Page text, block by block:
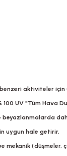
aktiviteler
100 UV "Tüm Hava
beyazlanmalarda
uygun hale getirir.
(düşmeler,